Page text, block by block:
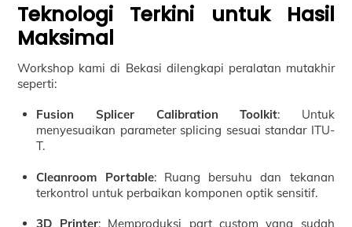
Teknologi Terkini untuk Hasil
Maksimal
Workshop kami di Bekasi dilengkapi peralatan mutakhir
seperti:
Fusion Splicer Calibration Toolkit: Untuk
menyesuaikan parameter splicing sesuai standar ITU-
T.
Cleanroom Portable: Ruang bersuhu dan tekanan
terkontrol untuk perbaikan komponen optik sensitif.
3D Printer: Memproduksi part custom yang sudah